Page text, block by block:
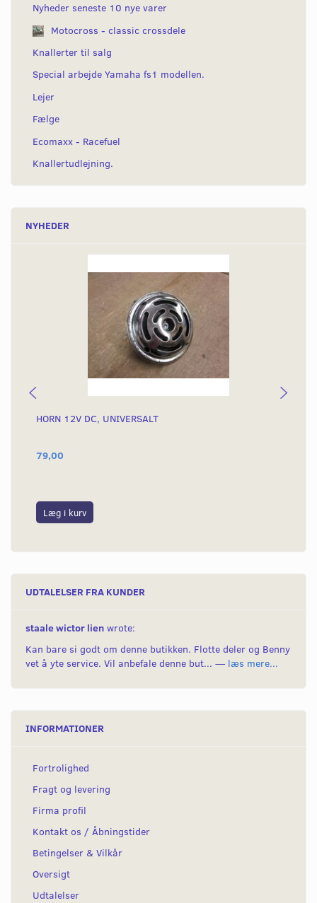
Nyheder seneste 10 nye varer
Motocross - classic crossdele
Knallerter til salg
Special arbejde Yamaha fs1 modellen.
Lejer
Fælge
Ecomaxx - Racefuel
Knallertudlejning.
NYHEDER
HORN 12V DC, UNIVERSALT
79,00
Læg i kurv
UDTALELSER FRA KUNDER
staale wictor lien wrote:
Kan bare si godt om denne butikken. Flotte deler og Benny
vet å yte service. Vil anbefale denne but... — læs mere...
INFORMATIONER
Fortrolighed
Fragt og levering
Firma profil
Kontakt os / Åbningstider
Betingelser & Vilkår
Oversigt
Udtalelser